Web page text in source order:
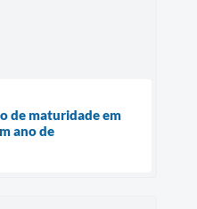
de maturidade em
ano de